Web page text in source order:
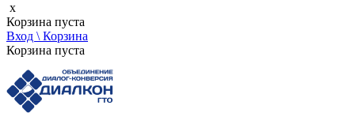
x
Корзина пуста
Вход \ Корзина
Корзина пуста